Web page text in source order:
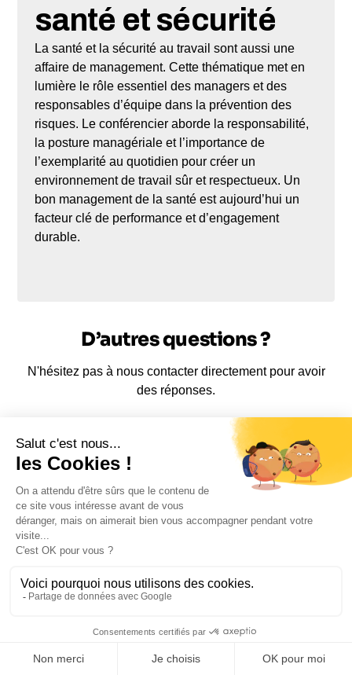
santé et sécurité
La santé et la sécurité au travail sont aussi une
affaire de management. Cette thématique met en
lumière le rôle essentiel des managers et des
responsables d’équipe dans la prévention des
risques. Le conférencier aborde la responsabilité,
la posture managériale et l’importance de
l’exemplarité au quotidien pour créer un
environnement de travail sûr et respectueux. Un
bon management de la santé est aujourd’hui un
facteur clé de performance et d’engagement
durable.
D’autres questions ?
N'hésitez pas à nous contacter directement pour avoir
des réponses.
Demandez une
conférence
Faites intervenir les meilleurs conférenciers pour
inspirer et mobiliser vos équipes ou vos clients.